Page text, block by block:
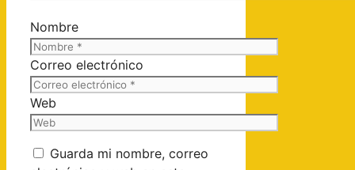
Nombre
Correo electrónico
Web
Guarda mi nombre, correo